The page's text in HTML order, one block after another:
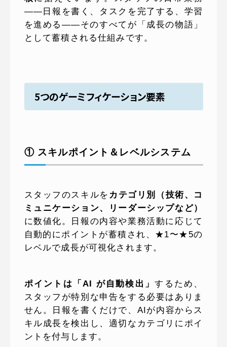
——日報を書く、タスクを完了する、学習
を進める——そのすべてが「成長の物語」
として蓄積される仕組みです。
5つのゲーミフィケーション要素
① スキルポイント＆レベルシステム
スタッフのスキルを カテゴリ別（技術、コ
ミュニケーション、リーダーシップなど）
に数値化。日報の内容や業務活動に応じて
自動的にポイントが蓄積され、★1〜★5の
レベルで成長が可視化されます。
ポイントは「AI が自動検出」するため、
スタッフが特別な申告をする必要はありま
せん。日報を書くだけで、AIが内容からス
キル成長を検出し、適切なカテゴリにポイ
ントを付与します。